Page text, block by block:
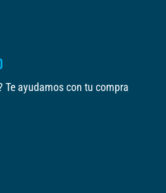
Te ayudamos con tu compra